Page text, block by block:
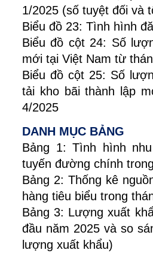
1/2025 (số tuyệt đối và
Biểu đồ 23: Tình hình
Biểu đồ cột 24: Số
mới tại Việt Nam từ
Biểu đồ cột 25: Số
tải kho bãi thành lập
4/2025
DANH MỤC BẢNG
Bảng 1: Tình hình
tuyến đường chính
Bảng 2: Thống kê
hàng tiêu biểu trong
Bảng 3: Lượng xuất
đầu năm 2025 và so
lượng xuất khẩu)